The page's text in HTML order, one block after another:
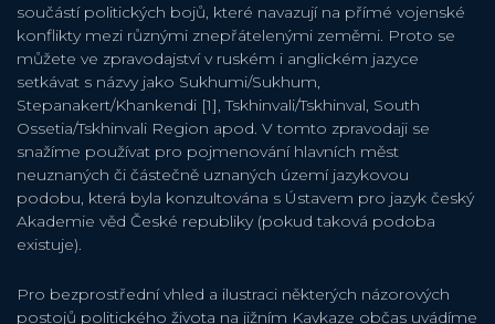
součástí politických bojů, které navazují na přímé vojenské
konflikty mezi různými znepřátelenými zeměmi. Proto se
můžete ve zpravodajství v ruském i anglickém jazyce
setkávat s názvy jako Sukhumi/Sukhum,
Stepanakert/Khankendi [1], Tskhinvali/Tskhinval, South
Ossetia/Tskhinvali Region apod. V tomto zpravodaji se
snažíme používat pro pojmenování hlavních měst
neuznaných či částečně uznaných území jazykovou
podobu, která byla konzultována s Ústavem pro jazyk český
Akademie věd České republiky (pokud taková podoba
existuje).
Pro bezprostřední vhled a ilustraci některých názorových
postojů politického života na jižním Kavkaze občas uvádíme